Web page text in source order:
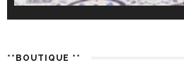
**BOUTIQUE **